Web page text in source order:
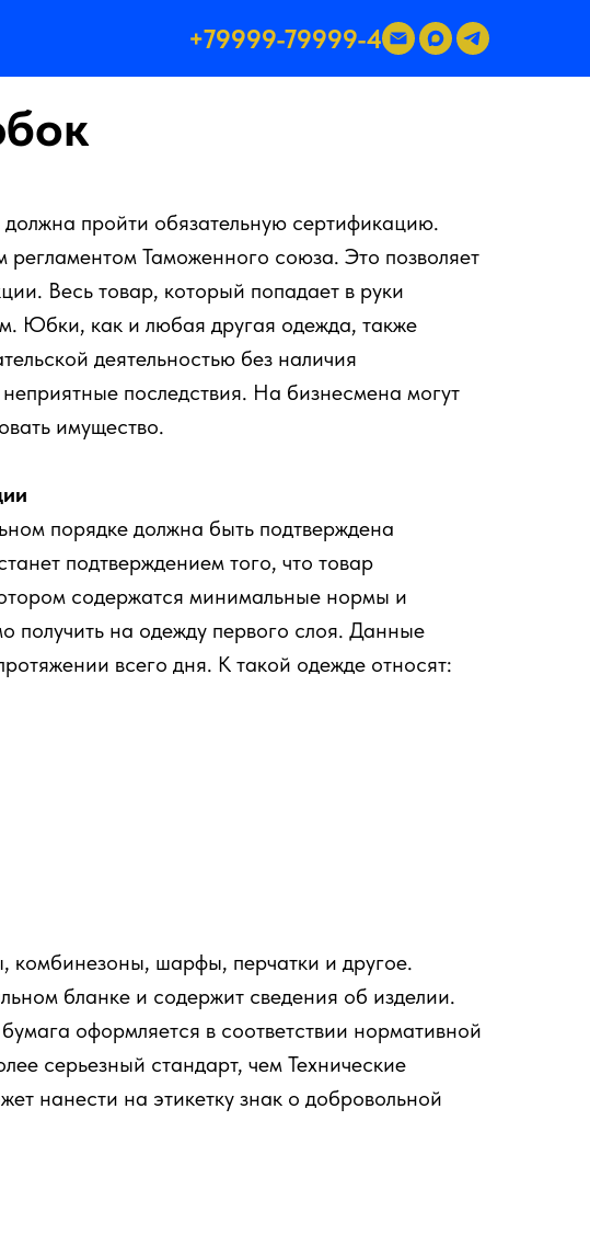
+79999-79999-4
пройти обязательную сертификацию.
Таможенного союза. Это позволяет
Весь товар, который попадает в руки
Юбки, как и любая другая одежда, также
деятельностью без наличия
последствия. На бизнесмена могут
имущество.
порядке должна быть подтверждена
подтверждением того, что товар
содержатся минимальные нормы и
получить на одежду первого слоя. Данные
всего дня. К такой одежде относят:
комбинезоны, шарфы, перчатки и другое.
бланке и содержит сведения об изделии.
оформляется в соответствии нормативной
серьезный стандарт, чем Технические
нанести на этикетку знак о добровольной